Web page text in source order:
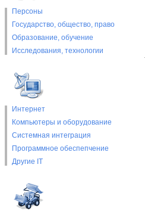
Персоны
Государство, общество, право
Образование, обучение
Исследования, технологии
Интернет
Компьютеры и оборудование
Системная интеграция
Программное обеспепчение
Другие IT